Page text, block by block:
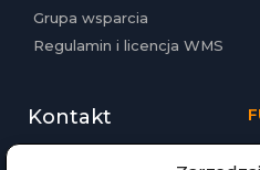
Grupa wsparcia
Regulamin i licencja WMS
Kontakt